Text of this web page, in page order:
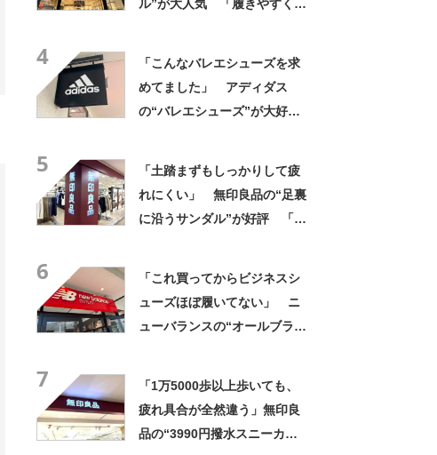
ル”が大人気 「履きやすくて
4
「こんなバレエシューズを求
めてました」 アディダス
の“バレエシューズ”が大好
5
「土踏まずもしっかりして疲
れにくい」 無印良品の“足裏
に沿うサンダル”が好評 「履
6
「これ買ってからビジネスシ
ューズほぼ履いてない」 ニ
ューバランスの“オールブラッ
7
「1万5000歩以上歩いても、
疲れ具合が全然違う」無印良
品の“3990円撥水スニーカ